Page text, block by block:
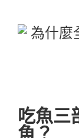
吃魚三
魚？